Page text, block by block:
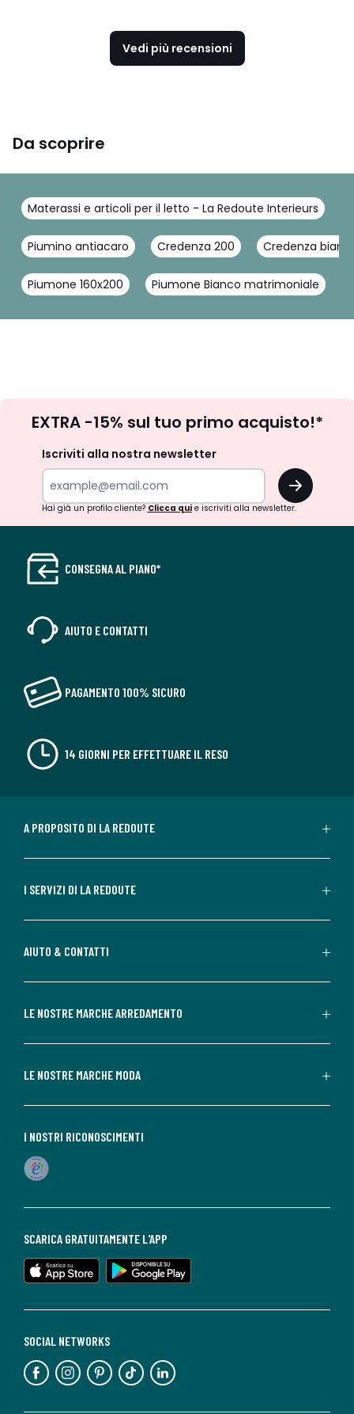
Vedi più recensioni
Da scoprire
Materassi e articoli per il letto - La Redoute Interieurs
Piumino antiacaro Credenza 200 Credenza
Piumone 160x200 Piumone Bianco matrimoniale
newsletter
EXTRA -15% sul tuo primo acquisto!*
Iscriviti alla nostra newsletter
OK
Hai già un profilo cliente?Clicca quie iscriviti alla newsletter.
CONSEGNA AL PIANO*
AIUTO E CONTATTI
PAGAMENTO 100% SICURO
14 GIORNI PER EFFETTUARE IL RESO
A PROPOSITO DI LA REDOUTE
I SERVIZI DI LA REDOUTE
AIUTO & CONTATTI
LE NOSTRE MARCHE ARREDAMENTO
LE NOSTRE MARCHE MODA
SOCIAL NETWORKS
SCARICA GRATUITAMENTE L'APP
I NOSTRI RICONOSCIMENTI